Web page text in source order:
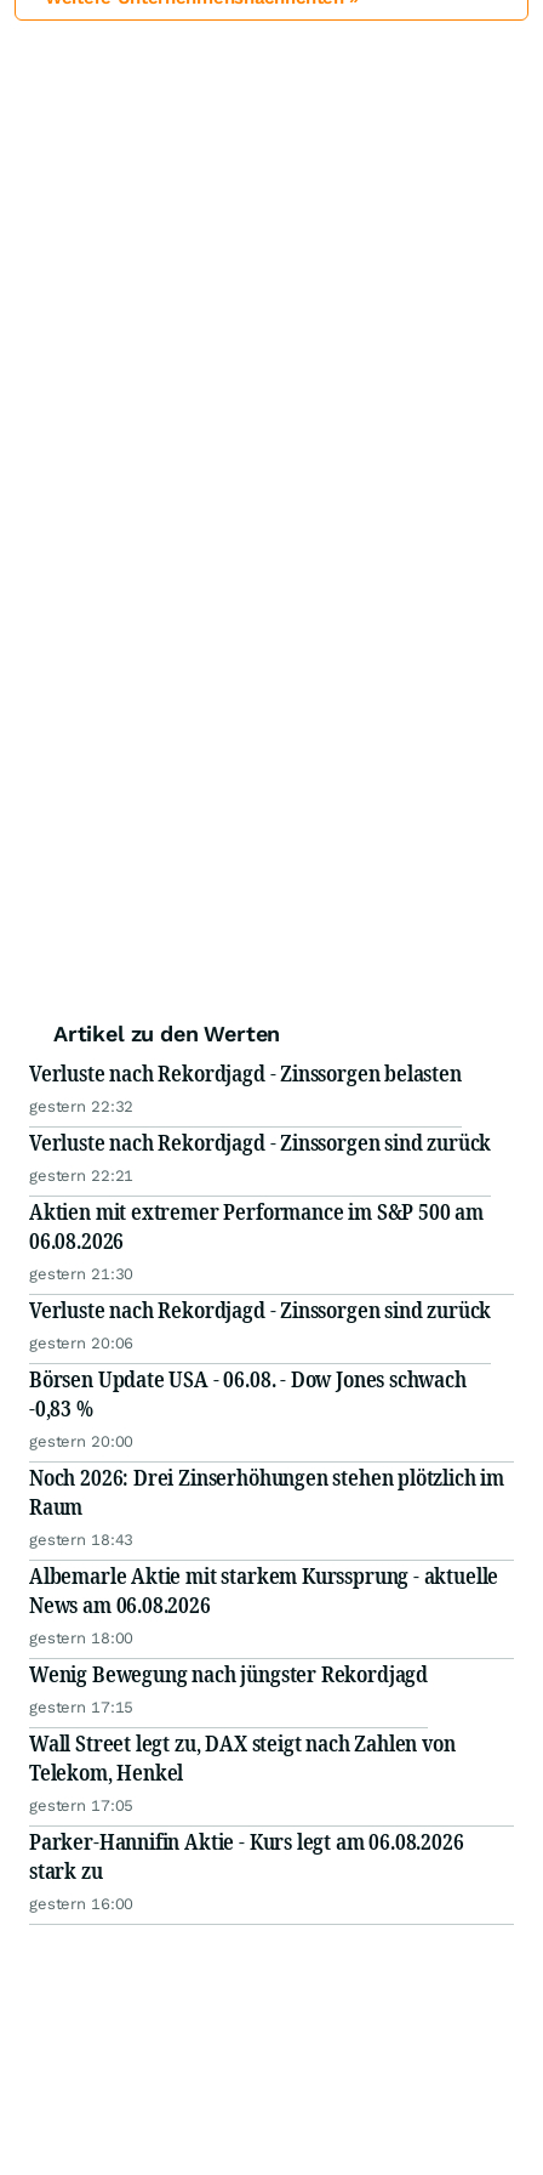
Artikel zu den Werten
Verluste nach Rekordjagd - Zinssorgen belasten
gestern 22:32
Verluste nach Rekordjagd - Zinssorgen sind zurück
gestern 22:21
Aktien mit extremer Performance im S&P 500 am
06.08.2026
gestern 21:30
Verluste nach Rekordjagd - Zinssorgen sind zurück
gestern 20:06
Börsen Update USA - 06.08. - Dow Jones schwach
-0,83 %
gestern 20:00
Noch 2026: Drei Zinserhöhungen stehen plötzlich im
Raum
gestern 18:43
Albemarle Aktie mit starkem Kurssprung - aktuelle
News am 06.08.2026
gestern 18:00
Wenig Bewegung nach jüngster Rekordjagd
gestern 17:15
Wall Street legt zu, DAX steigt nach Zahlen von
Telekom, Henkel
gestern 17:05
Parker-Hannifin Aktie - Kurs legt am 06.08.2026
stark zu
gestern 16:00